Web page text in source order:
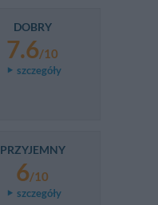
DOBRY
7.6/10
szczegóły
PRZYJEMNY
6/10
szczegóły